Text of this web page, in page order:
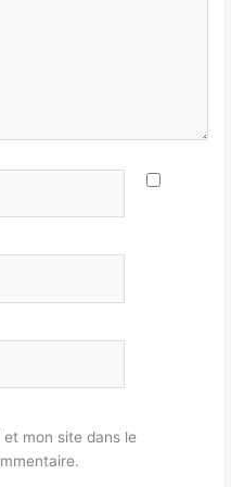
mon site dans le